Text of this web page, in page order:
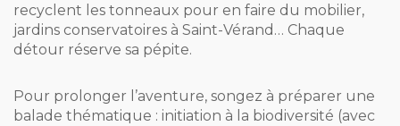
recyclent les tonneaux pour en faire du mobilier,
jardins conservatoires à Saint-Vérand… Chaque
détour réserve sa pépite.
Pour prolonger l’aventure, songez à préparer une
balade thématique : initiation à la biodiversité (avec